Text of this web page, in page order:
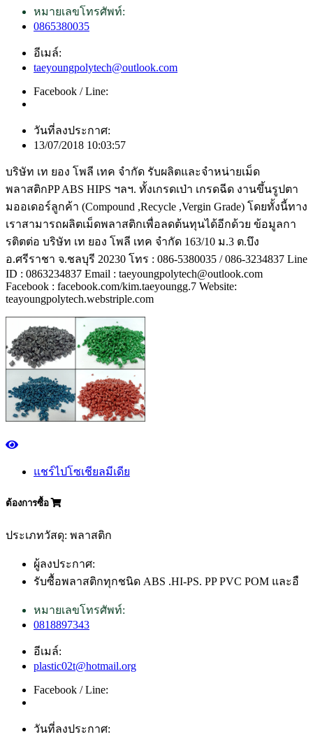
หมายเลขโทรศัพท์:
0865380035
อีเมล์:
taeyoungpolytech@outlook.com
Facebook / Line:
วันที่ลงประกาศ:
13/07/2018 10:03:57
บริษัท เท ยอง โพลี เทค จำกัด รับผลิตและจำหน่ายเม็ด
พลาสติกPP ABS HIPS ฯลฯ. ทั้งเกรดเป่า เกรดฉีด งานขึ้นรูปตา
มออเดอร์ลูกค้า (Compound ,Recycle ,Vergin Grade) โดยทั้งนี้ทาง
เราสามารถผลิตเม็ดพลาสติกเพื่อลดต้นทุนได้อีกด้วย ข้อมูลกา
รติตต่อ บริษัท เท ยอง โพลี เทค จำกัด 163/10 ม.3 ต.บึง
อ.ศรีราชา จ.ชลบุรี 20230 โทร : 086-5380035 / 086-3234837 Line
ID : 0863234837 Email : taeyoungpolytech@outlook.com
Facebook : facebook.com/kim.taeyoungg.7 Website:
teayoungpolytech.webstriple.com
แชร์ไปโซเชียลมีเดีย
ต้องการซื้อ
ประเภทวัสดุ: พลาสติก
ผู้ลงประกาศ:
รับซื้อพลาสติกทุกชนิด ABS .HI-PS. PP PVC POM และอื
หมายเลขโทรศัพท์:
0818897343
อีเมล์:
plastic02t@hotmail.org
Facebook / Line:
วันที่ลงประกาศ: